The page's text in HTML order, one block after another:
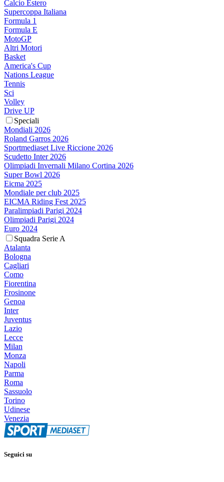
Calcio Estero
Supercoppa Italiana
Formula 1
Formula E
MotoGP
Altri Motori
Basket
America's Cup
Nations League
Tennis
Sci
Volley
Drive UP
Speciali
Mondiali 2026
Roland Garros 2026
Sportmediaset Live Riccione 2026
Scudetto Inter 2026
Olimpiadi Invernali Milano Cortina 2026
Super Bowl 2026
Eicma 2025
Mondiale per club 2025
EICMA Riding Fest 2025
Paralimpiadi Parigi 2024
Olimpiadi Parigi 2024
Euro 2024
Squadra Serie A
Atalanta
Bologna
Cagliari
Como
Fiorentina
Frosinone
Genoa
Inter
Juventus
Lazio
Lecce
Milan
Monza
Napoli
Parma
Roma
Sassuolo
Torino
Udinese
Venezia
Seguici su